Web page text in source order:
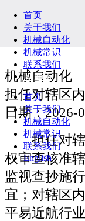
首页
关于我们
机械自动化
机械常识
联系我们
English
首页
关于我们
机械自动化
机械常识
联系我们
English
机械自动化
担任对辖区
日期：2026-
担任对辖
权审查核准
监视查抄施
宜；对辖区
平易近航行